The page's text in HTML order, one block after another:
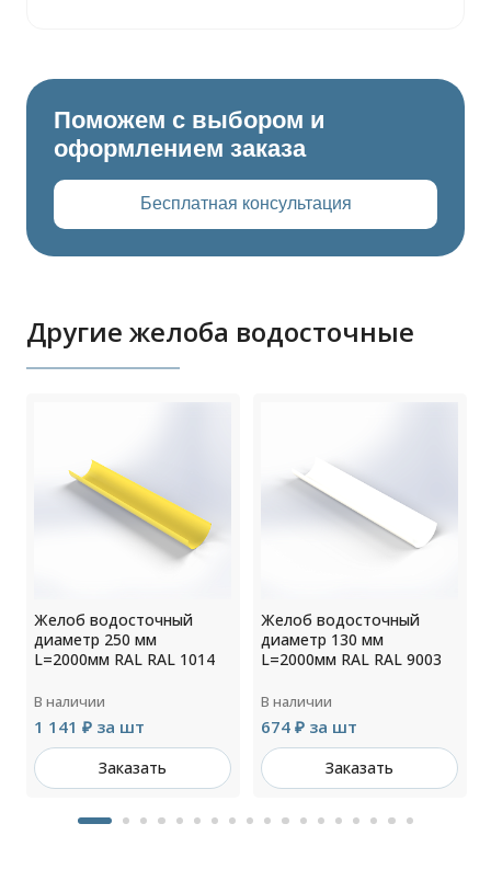
Поможем с выбором и
оформлением заказа
Бесплатная консультация
Другие желоба водосточные
Желоб водосточный
диаметр 250 мм
L=2000мм RAL RAL 1014
В наличии
1 141 ₽ за шт
Заказать
Желоб водосточный
диаметр 130 мм
L=2000мм RAL RAL 9003
В наличии
674 ₽ за шт
Заказать